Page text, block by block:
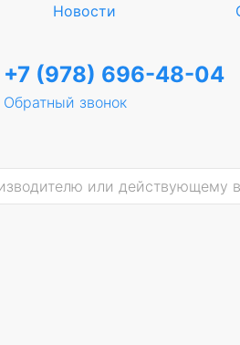
Новости
+7 (978) 696-48-04
Обратный звонок